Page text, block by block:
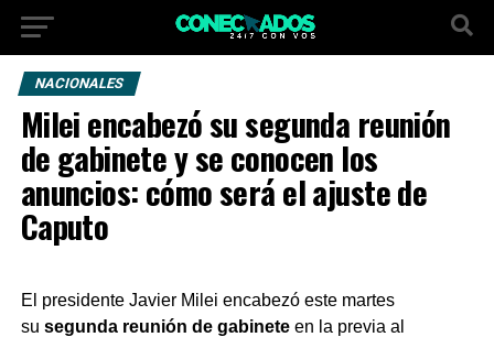
NACIONALES
Milei encabezó su segunda reunión
de gabinete y se conocen los
anuncios: cómo será el ajuste de
Caputo
El presidente Javier Milei encabezó este martes
su segunda reunión de gabineteen la previa al